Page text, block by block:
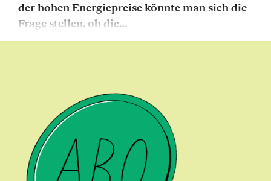
der hohen Energiepreise könnte man sich die
Frage stellen, ob die…